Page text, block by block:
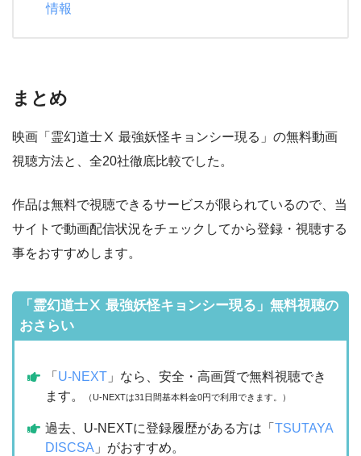
情報
まとめ
映画「霊幻道士Ⅹ 最強妖怪キョンシー現る」の無料動画
視聴方法と、全20社徹底比較でした。
作品は無料で視聴できるサービスが限られているので、当
サイトで動画配信状況をチェックしてから登録・視聴する
事をおすすめします。
「霊幻道士Ⅹ 最強妖怪キョンシー現る」無料視聴の
おさらい
「 U-NEXT 」なら、安全・高画質で無料視聴でき
ます。
（U-NEXTは31日間基本料金0円で利用できます。）
過去、U-NEXTに登録履歴がある方は「TSUTAYA
DISCSA 」がおすすめ。